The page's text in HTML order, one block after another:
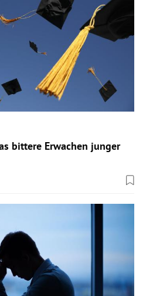
bittere Erwachen junger